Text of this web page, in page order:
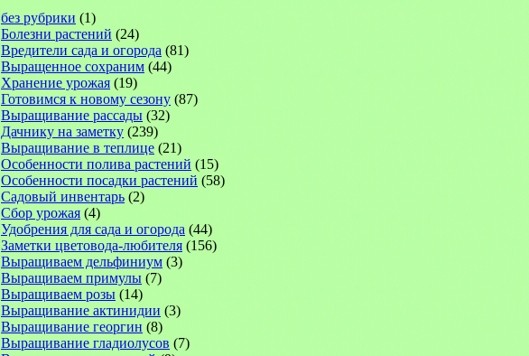
без рубрики (1)
Болезни растений (24)
Вредители сада и огорода (81)
Выращенное сохраним (44)
Хранение урожая (19)
Готовимся к новому сезону (87)
Выращивание рассады (32)
Дачнику на заметку (239)
Выращивание в теплице (21)
Особенности полива растений (15)
Особенности посадки растений (58)
Садовый инвентарь (2)
Сбор урожая (4)
Удобрения для сада и огорода (44)
Заметки цветовода-любителя (156)
Выращиваем дельфиниум (3)
Выращиваем примулы (7)
Выращиваем розы (14)
Выращивание актинидии (3)
Выращивание георгин (8)
Выращивание гладиолусов (7)